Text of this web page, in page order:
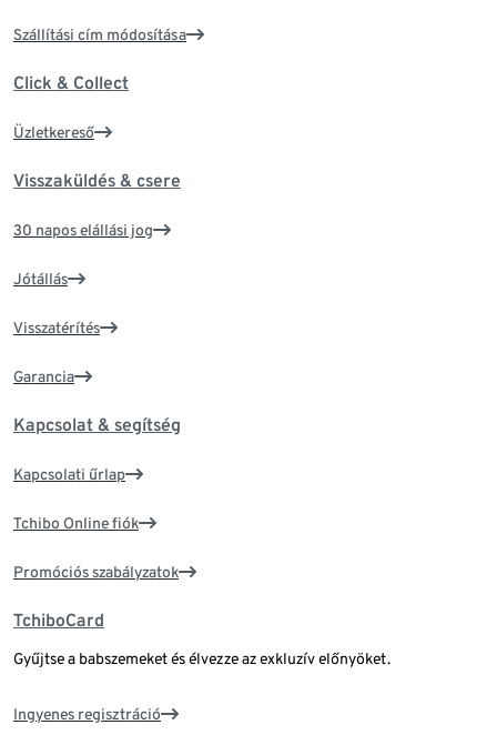
Szállítási cím módosítása
Click & Collect
Üzletkereső
Visszaküldés & csere
30 napos elállási jog
Jótállás
Visszatérítés
Garancia
Kapcsolat & segítség
Kapcsolati űrlap
Tchibo Online fiók
Promóciós szabályzatok
TchiboCard
Gyűjtse a babszemeket és élvezze az exkluzív előnyöket.
Ingyenes regisztráció